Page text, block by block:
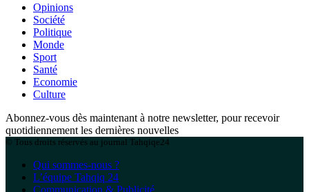
Opinions
Société
Politique
Monde
Sport
Santé
Economie
Culture
Abonnez-vous dès maintenant à notre newsletter, pour recevoir
quotidiennement les dernières nouvelles
© Tous droits réservés au journal Tahqiqe24
Qui sommes-nous ?
L’équipe Tahqiq 24
Communication & Publicité